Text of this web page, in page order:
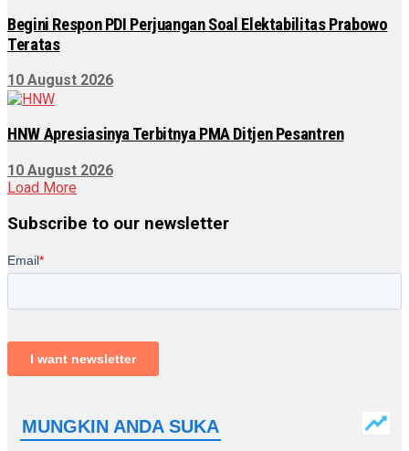
Begini Respon PDI Perjuangan Soal Elektabilitas Prabowo
Teratas
10 August 2026
HNW Apresiasinya Terbitnya PMA Ditjen Pesantren
10 August 2026
Load More
Subscribe to our newsletter